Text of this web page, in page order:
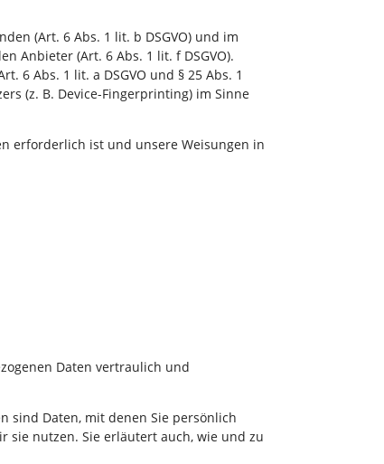
(Art. 6 Abs. 1 lit. b DSGVO) und im
Anbieter (Art. 6 Abs. 1 lit. f DSGVO).
6 Abs. 1 lit. a DSGVO und § 25 Abs. 1
(z. B. Device-Fingerprinting) im Sinne
erforderlich ist und unsere Weisungen in
Daten vertraulich und
sind Daten, mit denen Sie persönlich
sie nutzen. Sie erläutert auch, wie und zu